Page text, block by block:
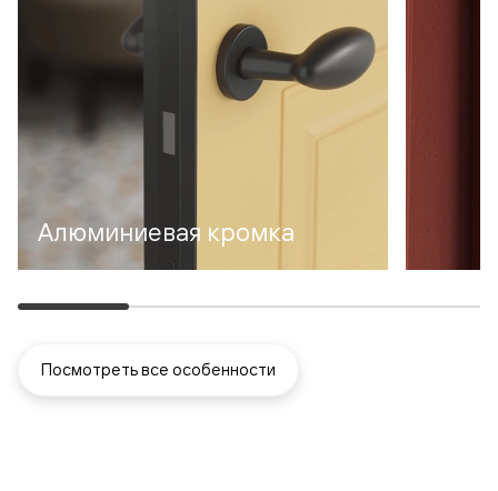
Алюминиевая кромка
Посмотреть все особенности